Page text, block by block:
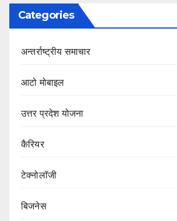
Categories
अन्तर्राष्ट्रीय समाचार
आटो मोबाइल
उत्तर प्रदेश योजना
कैरियर
टेक्नोलॉजी
बिजनेस